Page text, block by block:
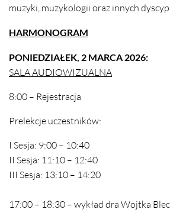
muzyki, muzykologii oraz innych
HARMONOGRAM
PONIEDZIAŁEK, 2 MARCA 2026:
SALA AUDIOWIZUALNA
8:00 – Rejestracja
Prelekcje uczestników:
I Sesja: 9:00 – 10:40
II Sesja: 11:10 – 12:40
III Sesja: 13:10 – 14:20
17:00 – 18:30 – wykład dra Wojtka